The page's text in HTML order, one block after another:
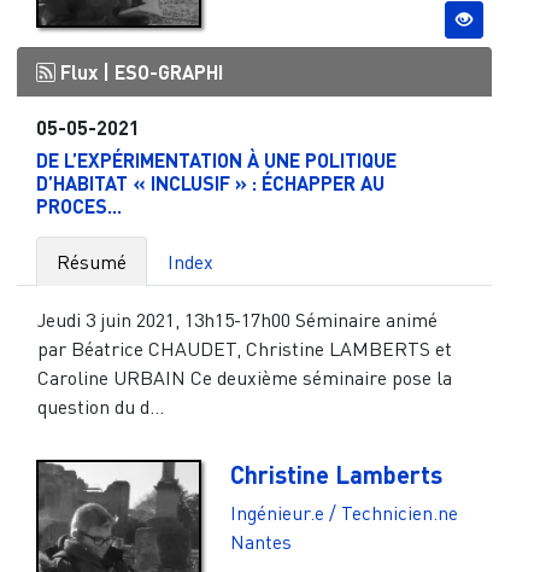
Flux | ESO-GRAPHI
05-05-2021
DE L’EXPÉRIMENTATION À UNE POLITIQUE
D’HABITAT « INCLUSIF » : ÉCHAPPER AU
PROCES...
Résumé Index
Jeudi 3 juin 2021, 13h15-17h00 Séminaire animé
par Béatrice CHAUDET, Christine LAMBERTS et
Caroline URBAIN Ce deuxième séminaire pose la
question du d...
Christine Lamberts
Ingénieur.e / Technicien.ne
Nantes